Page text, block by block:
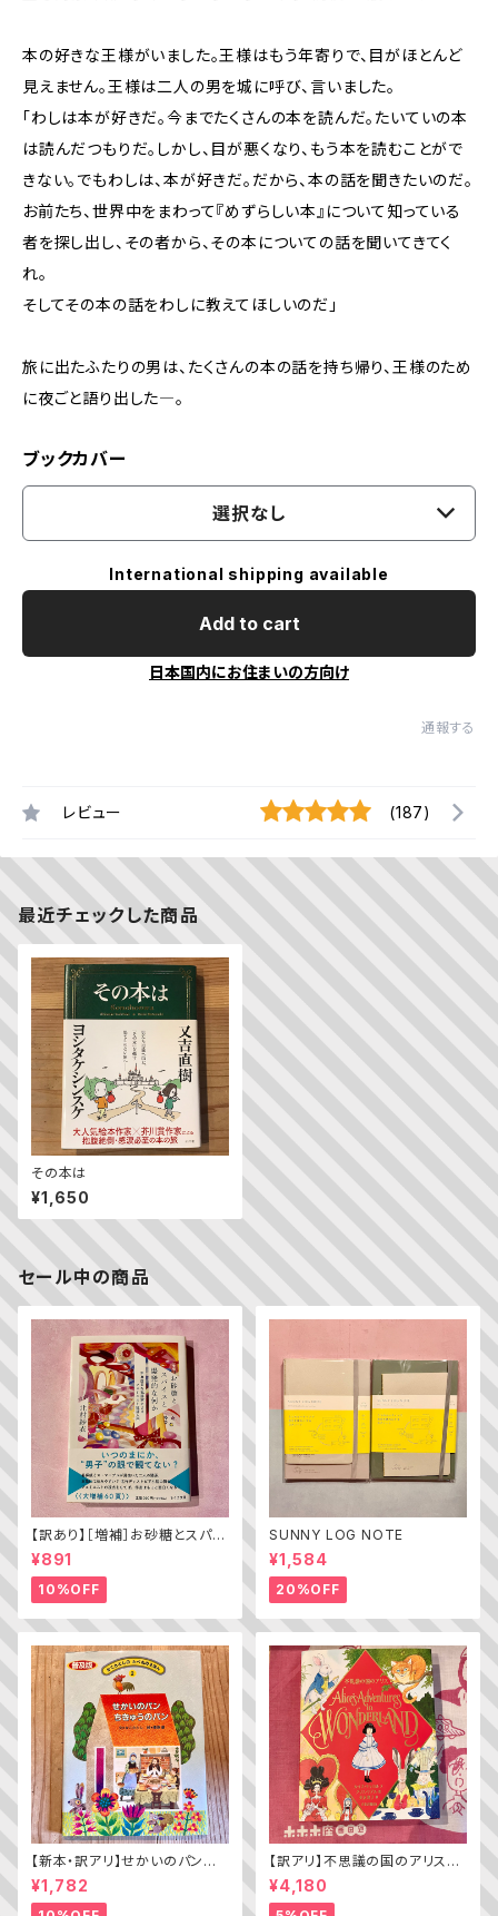
本の好きな王様がいました。王様はもう年寄りで、目がほとんど
見えません。王様は二人の男を城に呼び、言いました。
「わしは本が好きだ。今までたくさんの本を読んだ。たいていの本
は読んだつもりだ。しかし、目が悪くなり、もう本を読むことがで
きない。でもわしは、本が好きだ。だから、本の話を聞きたいのだ。
お前たち、世界中をまわって『めずらしい本』について知っている
者を探し出し、その者から、その本についての話を聞いてきてく
れ。
そしてその本の話をわしに教えてほしいのだ」
旅に出たふたりの男は、たくさんの本の話を持ち帰り、王様のため
に夜ごと語り出した―。
ブックカバー
選択なし
International shipping available
Add to cart
日本国内にお住まいの方向け
通報する
レビュー (187)
最近チェックした商品
その本は
¥1,650
セール中の商品
【訳あり】［増補］お砂糖とスパイ
スと爆発的な何か ——不真面
目な批評家によるフェミニスト批
評入門
¥891
10%OFF
SUNNY LOG NOTE
¥1,584
20%OFF
【新本・訳アリ】せかいのパン
ちきゅうのパン（普及版 かこさ
¥1,782
【訳アリ】不思議の国のアリス（A
lice’s Adventures in WOND
ERLAND）
¥4,180